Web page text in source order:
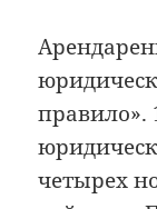
правило».
четырех